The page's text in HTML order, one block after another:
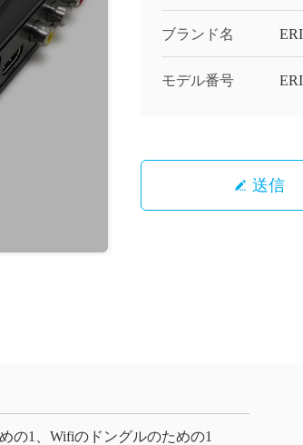
ブランド名 ERI
モデル番号
送信
の1、Wifiのドングルのための1